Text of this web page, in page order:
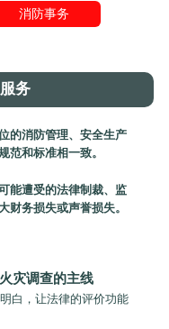
消防事务
务
的消防管理、安全生产
范和标准相一致。
能遭受的法律制裁、监
财务损失或声誉损失。
灾调查的主线
白，让法律的评价功能